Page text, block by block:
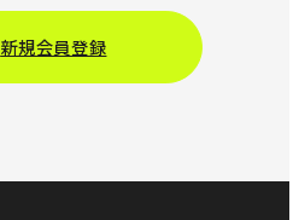
新規会員登録